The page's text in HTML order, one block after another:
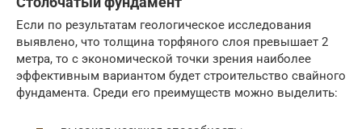
Если по результатам геологическое исследования
выявлено, что толщина торфяного слоя превышает 2
метра, то с экономической точки зрения наиболее
эффективным вариантом будет строительство свайного
фундамента. Среди его преимуществ можно выделить: